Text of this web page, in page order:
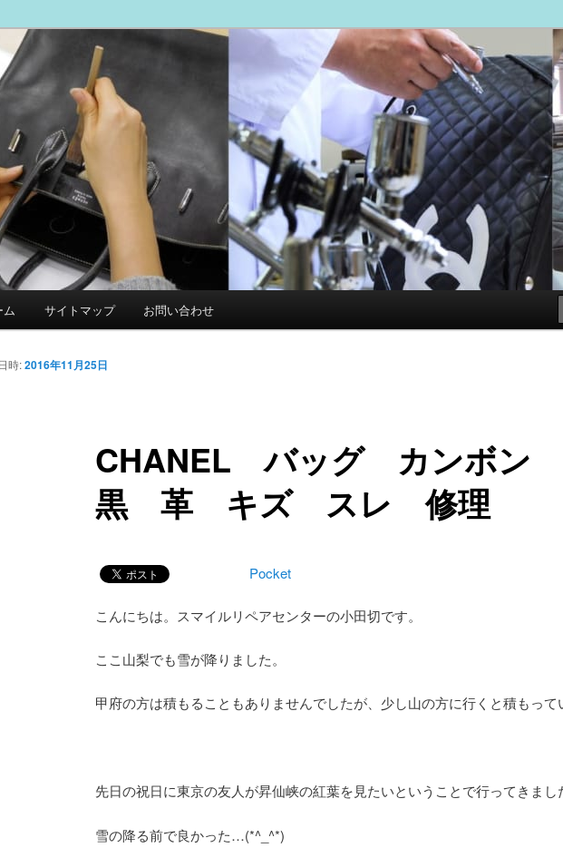
製品リペア専門店 スマイルリペアセンター
ルリペアセンター中の人ブログ
ム サイトマップ お問い合わせ
CHANEL バッグ カンボン
黒 革 キズ スレ 修理
時:2016年11月25日
Pocket
こんにちは。スマイルリペアセンターの小田切です。
ここ山梨でも雪が降りました。
甲府の方は積もることもありませんでしたが、少し山の方に行くと積もって
先日の祝日に東京の友人が昇仙峡の紅葉を見たいということで行ってきまし
雪の降る前で良かった…(*^_^*)